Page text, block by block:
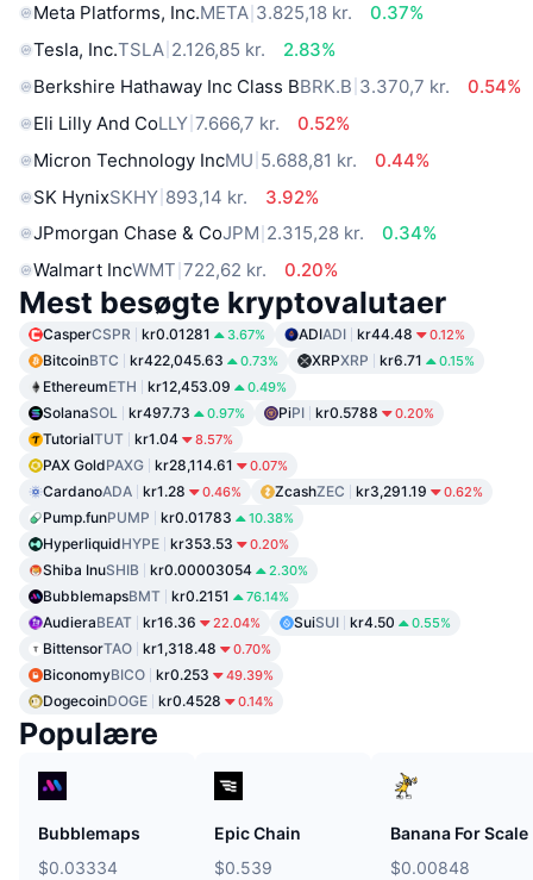
Meta Platforms, Inc.META 3.825,18 kr.
0.37%
Tesla, Inc.TSLA 2.126,85 kr.
2.83%
Berkshire Hathaway Inc Class BBRK.B 3.370,7 kr.
0.54%
Eli Lilly And CoLLY 7.666,7 kr.
0.52%
Micron Technology IncMU 5.688,81 kr.
0.44%
SK HynixSKHY 893,14 kr.
3.92%
JPmorgan Chase & CoJPM 2.315,28 kr.
0.34%
Walmart IncWMT 722,62 kr. 0.20%
Mest besøgte kryptovalutaer
CasperCSPR kr0.01281 3.67% ADIADI kr44.48 0.12%
BitcoinBTC kr422,045.63 0.73% XRPXRP kr6.71 0.15%
EthereumETH kr12,453.09 0.49%
SolanaSOL kr497.73 0.97% PiPI kr0.5788 0.20%
TutorialTUT kr1.04 8.57%
PAX GoldPAXG kr28,114.61 0.07%
CardanoADA kr1.28 0.46% ZcashZEC kr3,291.19 0.62%
Pump.funPUMP kr0.01783 10.38%
HyperliquidHYPE kr353.53 0.20%
Shiba InuSHIB kr0.00003054 2.30%
BubblemapsBMT kr0.2151 76.14%
AudieraBEAT kr16.36 22.04% SuiSUI kr4.50 0.55%
BittensorTAO kr1,318.48 0.70%
BiconomyBICO kr0.253 49.39%
DogecoinDOGE kr0.4528 0.14%
Populære
Bubblemaps
$0.03334
Epic Chain
$0.539
Banana For Scale
$0.00848